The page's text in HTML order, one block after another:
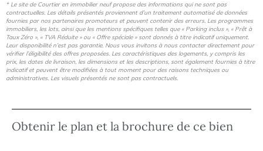
* Le site de Courtier en immobilier neuf propose des informations qui ne sont pas
contractuelles. Les détails présentés proviennent d’un traitement automatisé de données
fournies par nos partenaires promoteurs et peuvent contenir des erreurs. Les programmes
immobiliers, les lots, ainsi que les mentions spécifiques telles que « Parking inclus », « Prêt à
Taux Zéro », « TVA Réduite » ou « Offre spéciale » sont donnés à titre indicatif uniquement.
Leur disponibilité n’est pas garantie. Nous vous invitons à nous contacter directement pour
vérifier l’éligibilité des offres proposées. Les caractéristiques des logements, y compris les
prix, les dates de livraison, les dimensions et les descriptions, sont également fournies à titre
indicatif et peuvent être modifiées à tout moment pour des raisons techniques ou
administratives. Les visuels présentés ne sont pas contractuels.
Obtenir le plan et la brochure de ce bien